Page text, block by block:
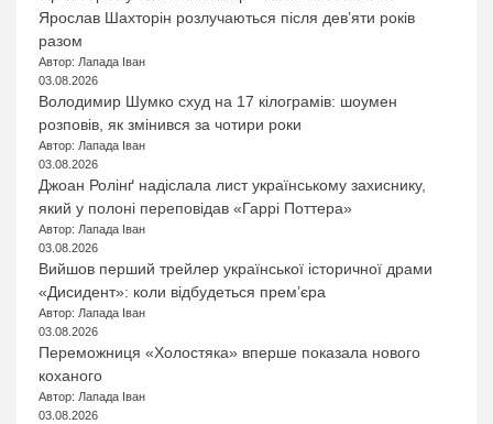
Ярослав Шахторін розлучаються після дев’яти років
разом
Автор: Лапада Іван
03.08.2026
Володимир Шумко схуд на 17 кілограмів: шоумен
розповів, як змінився за чотири роки
Автор: Лапада Іван
03.08.2026
Джоан Ролінґ надіслала лист українському захиснику,
який у полоні переповідав «Гаррі Поттера»
Автор: Лапада Іван
03.08.2026
Вийшов перший трейлер української історичної драми
«Дисидент»: коли відбудеться прем’єра
Автор: Лапада Іван
03.08.2026
Переможниця «Холостяка» вперше показала нового
коханого
Автор: Лапада Іван
03.08.2026